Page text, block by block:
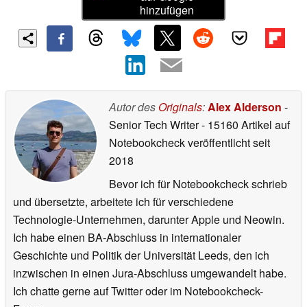
hinzufügen
Autor des Originals:Alex Alderson -
Senior Tech Writer- 15160 Artikel auf
Notebookcheck veröffentlichtseit
2018
Bevor ich für Notebookcheck schrieb
und übersetzte, arbeitete ich für verschiedene
Technologie-Unternehmen, darunter Apple und Neowin.
Ich habe einen BA-Abschluss in internationaler
Geschichte und Politik der Universität Leeds, den ich
inzwischen in einen Jura-Abschluss umgewandelt habe.
Ich chatte gerne auf Twitter oder im Notebookcheck-